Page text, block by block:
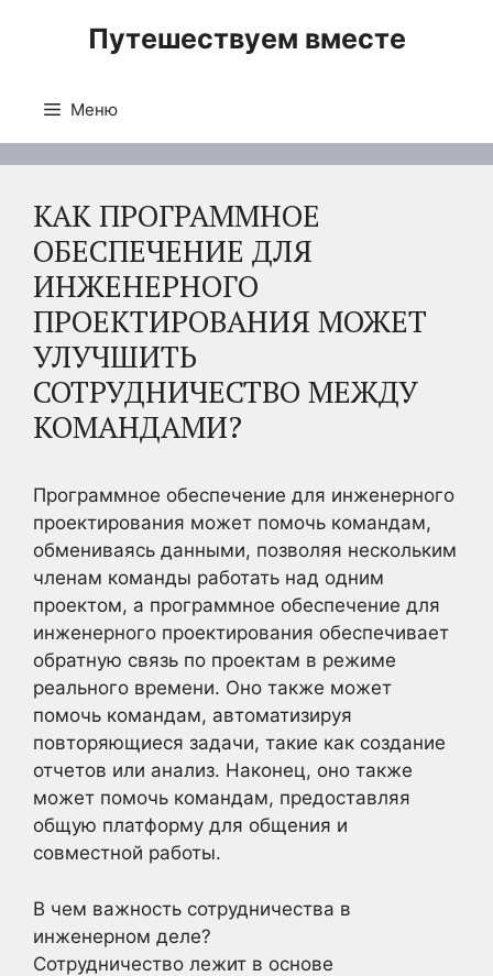
Путешествуем вместе
Меню
КАК ПРОГРАММНОЕ
ОБЕСПЕЧЕНИЕ ДЛЯ
ИНЖЕНЕРНОГО
ПРОЕКТИРОВАНИЯ МОЖЕТ
УЛУЧШИТЬ
СОТРУДНИЧЕСТВО МЕЖДУ
КОМАНДАМИ?
Программное обеспечение для инженерного
проектирования может помочь командам,
обмениваясь данными, позволяя нескольким
членам команды работать над одним
проектом, а программное обеспечение для
инженерного проектирования обеспечивает
обратную связь по проектам в режиме
реального времени. Оно также может
помочь командам, автоматизируя
повторяющиеся задачи, такие как создание
отчетов или анализ. Наконец, оно также
может помочь командам, предоставляя
общую платформу для общения и
совместной работы.
В чем важность сотрудничества в
инженерном деле?
Сотрудничество лежит в основе